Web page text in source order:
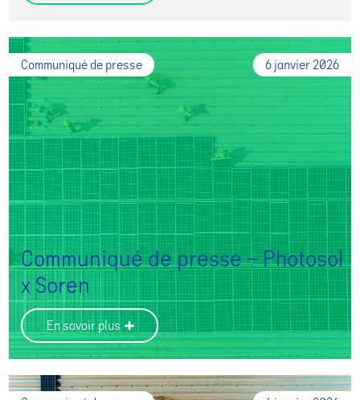
6 janvier 2026
Communiqué de presse
Communiqué de presse – Photosol
x Soren
En savoir plus